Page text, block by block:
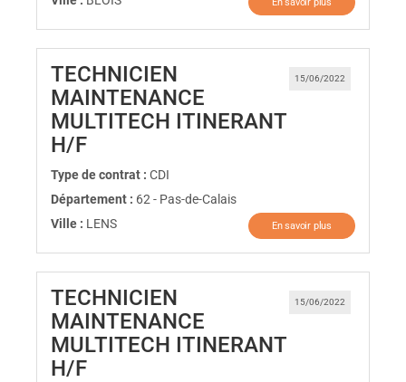
15/06/2022
TECHNICIEN
MAINTENANCE
MULTITECH ITINERANT
H/F(Nouvelle fenêtre)
Type de contrat : CDI
Département : 62 - Pas-de-Calais
Ville : LENS En savoir plus
15/06/2022
TECHNICIEN
MAINTENANCE
MULTITECH ITINERANT
H/F(Nouvelle fenêtre)